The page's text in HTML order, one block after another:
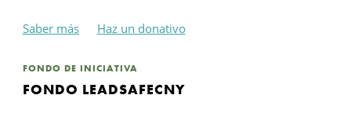
Saber más Haz un donativo
FONDO DE INICIATIVA
FONDO LEADSAFECNY